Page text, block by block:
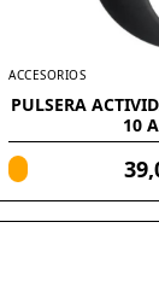
ACCESORIOS
PULSERA
10